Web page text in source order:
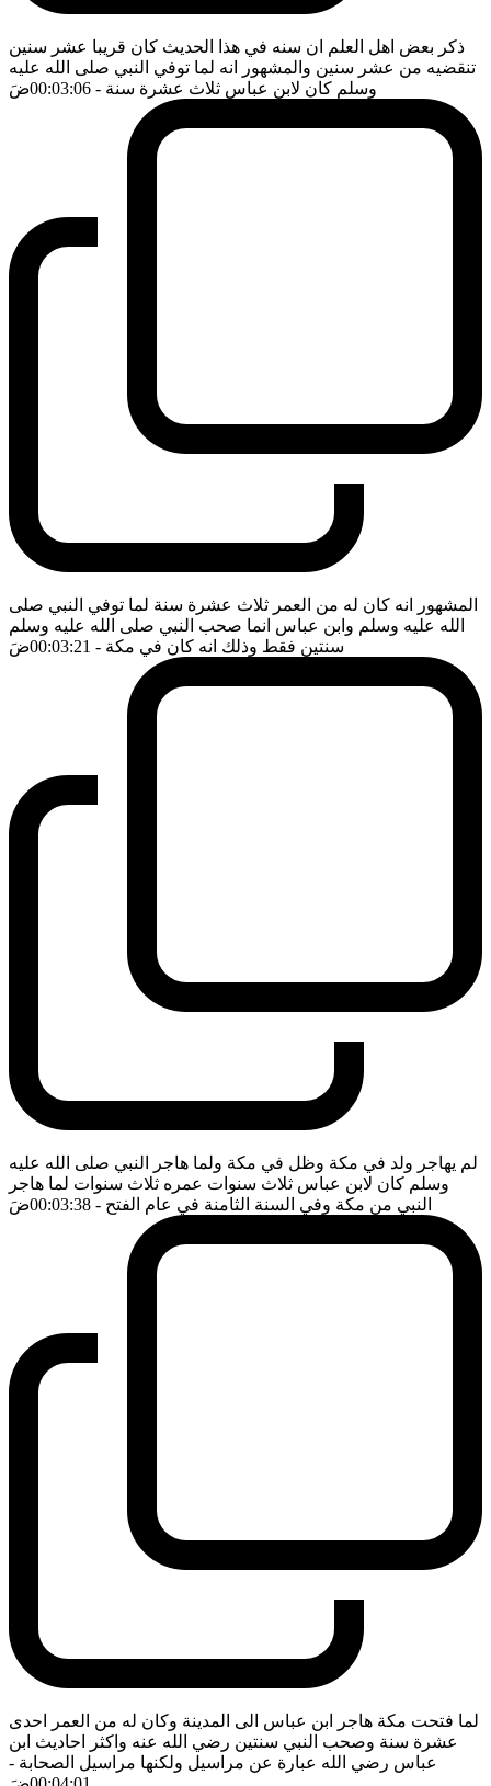
ذكر بعض اهل العلم ان سنه في هذا الحديث كان قريبا عشر سنين
تنقضيه من عشر سنين والمشهور انه لما توفي النبي صلى الله عليه
وسلم كان لابن عباس ثلاث عشرة سنة - 00:03:06 ضَ
المشهور انه كان له من العمر ثلاث عشرة سنة لما توفي النبي صلى
الله عليه وسلم وابن عباس انما صحب النبي صلى الله عليه وسلم
سنتين فقط وذلك انه كان في مكة - 00:03:21 ضَ
لم يهاجر ولد في مكة وظل في مكة ولما هاجر النبي صلى الله عليه
وسلم كان لابن عباس ثلاث سنوات عمره ثلاث سنوات لما هاجر
النبي من مكة وفي السنة الثامنة في عام الفتح - 00:03:38 ضَ
لما فتحت مكة هاجر ابن عباس الى المدينة وكان له من العمر احدى
عشرة سنة وصحب النبي سنتين رضي الله عنه واكثر احاديث ابن
عباس رضي الله عبارة عن مراسيل ولكنها مراسيل الصحابة -